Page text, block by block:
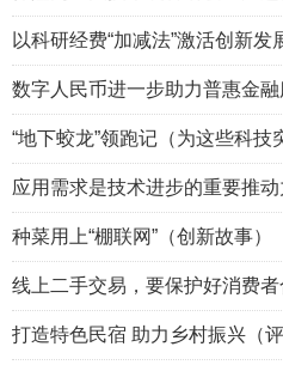
以科研经费“加减法”激活创新发
数字人民币进一步助力普惠金融
“地下蛟龙”领跑记（为这些科技
应用需求是技术进步的重要推动
种菜用上“棚联网”（创新故事）
线上二手交易，要保护好消费者
打造特色民宿 助力乡村振兴（评